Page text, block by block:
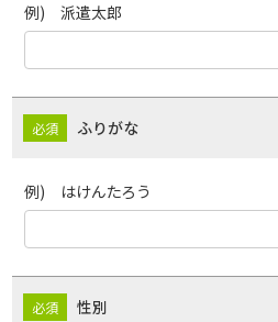
例) 派遣太郎
ふりがな
例) はけんたろう
性別